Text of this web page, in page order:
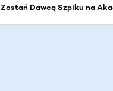
Zostań Dawcą Szpiku na